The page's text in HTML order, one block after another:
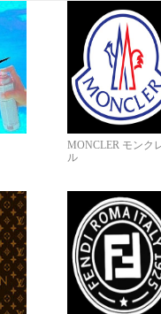
MONCLER モンク
ル